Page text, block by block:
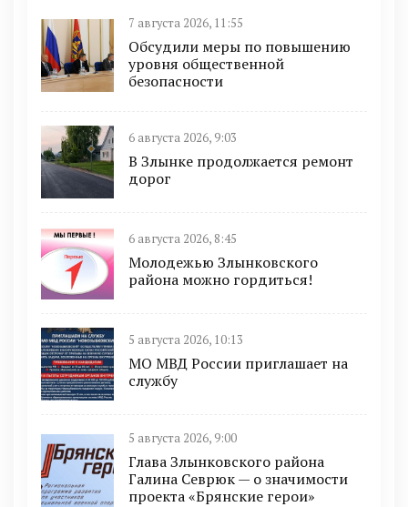
7 августа 2026, 11:55
Обсудили меры по повышению
уровня общественной
безопасности
6 августа 2026, 9:03
В Злынке продолжается ремонт
дорог
6 августа 2026, 8:45
Молодежью Злынковского
района можно гордиться!
5 августа 2026, 10:13
МО МВД России приглашает на
службу
5 августа 2026, 9:00
Глава Злынковского района
Галина Севрюк — о значимости
проекта «Брянские герои»